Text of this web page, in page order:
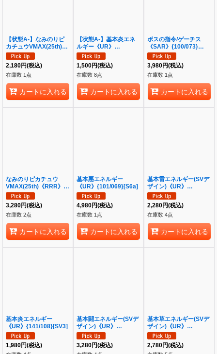
【状態A-】なみのりピ
カチュウVMAX(25th)
《RRR》{022/028}
[S8a]
2,180円(税込)
在庫数 1点
カートに入れる
【状態A-】基本炎エネ
ルギー《UR》
{141/108}[SV3]
1,500円(税込)
在庫数 8点
カートに入れる
ボスの指令/ゲーチス
《SAR》{100/073}
[SV1a]
3,980円(税込)
在庫数 1点
カートに入れる
なみのりピカチュウ
VMAX(25th)《RRR》
{022/028}[S8a]
3,280円(税込)
在庫数 2点
カートに入れる
基本悪エネルギー
《UR》{101/069}[S6a]
4,980円(税込)
在庫数 1点
カートに入れる
基本雷エネルギー(SVデ
ザイン)《UR》
{108/078}[SV1V]
2,280円(税込)
在庫数 4点
カートに入れる
基本炎エネルギー
《UR》{141/108}[SV3]
1,980円(税込)
基本闘エネルギー(SVデ
ザイン)《UR》
{108/078}[SV1S]
3,280円(税込)
基本草エネルギー(SVデ
ザイン)《UR》
{099/071}[SV2D]
2,780円(税込)